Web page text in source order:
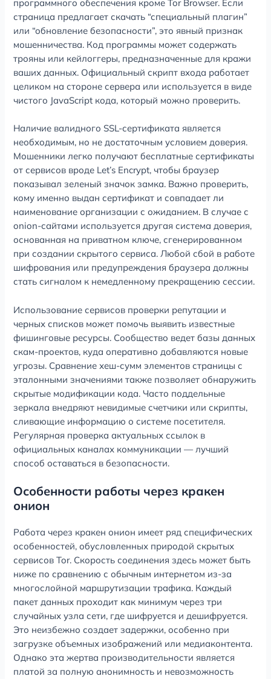
программного обеспечения кроме Tor Browser. Если
страница предлагает скачать “специальный плагин”
или “обновление безопасности”, это явный признак
мошенничества. Код программы может содержать
трояны или кейлоггеры, предназначенные для кражи
ваших данных. Официальный скрипт входа работает
целиком на стороне сервера или используется в виде
чистого JavaScript кода, который можно проверить.
Наличие валидного SSL-сертификата является
необходимым, но не достаточным условием доверия.
Мошенники легко получают бесплатные сертификаты
от сервисов вроде Let’s Encrypt, чтобы браузер
показывал зеленый значок замка. Важно проверить,
кому именно выдан сертификат и совпадает ли
наименование организации с ожиданием. В случае с
onion-сайтами используется другая система доверия,
основанная на приватном ключе, сгенерированном
при создании скрытого сервиса. Любой сбой в работе
шифрования или предупреждения браузера должны
стать сигналом к немедленному прекращению сессии.
Использование сервисов проверки репутации и
черных списков может помочь выявить известные
фишинговые ресурсы. Сообщество ведет базы данных
скам-проектов, куда оперативно добавляются новые
угрозы. Сравнение хеш-сумм элементов страницы с
эталонными значениями также позволяет обнаружить
скрытые модификации кода. Часто поддельные
зеркала внедряют невидимые счетчики или скрипты,
сливающие информацию о системе посетителя.
Регулярная проверка актуальных ссылок в
официальных каналах коммуникации — лучший
способ оставаться в безопасности.
Особенности работы через кракен
онион
Работа через кракен онион имеет ряд специфических
особенностей, обусловленных природой скрытых
сервисов Tor. Скорость соединения здесь может быть
ниже по сравнению с обычным интернетом из-за
многослойной маршрутизации трафика. Каждый
пакет данных проходит как минимум через три
случайных узла сети, где шифруется и дешифруется.
Это неизбежно создает задержки, особенно при
загрузке объемных изображений или медиаконтента.
Однако эта жертва производительности является
платой за полную анонимность и невозможность